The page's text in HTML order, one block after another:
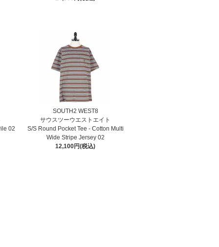
02
SOUTH2 WEST8
サウスツーウエストエイト
S/S Round Pocket Tee - Cotton Multi
Wide Stripe Jersey 02
12,100円(税込)